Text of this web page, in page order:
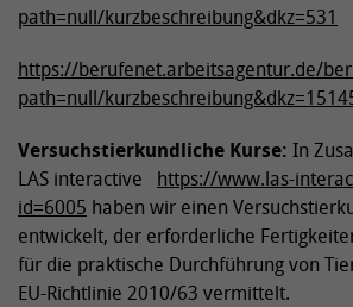
path=null/kurzbeschreibung&dkz=531
https://berufenet.arbeitsagentur.de/
path=null/
Versuchstierkundliche Kurse: In
LAS interactive https://www.las-
id=6005 haben wir einen
entwickelt, der erforderliche
für die praktische Durchführung von
EU-Richtlinie 2010/63 vermittelt.